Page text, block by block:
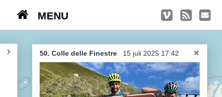
MENU
Kasseien
België / Duitsland / Nederland
50. Colle delle Finestre 15 juli 2025 17:42